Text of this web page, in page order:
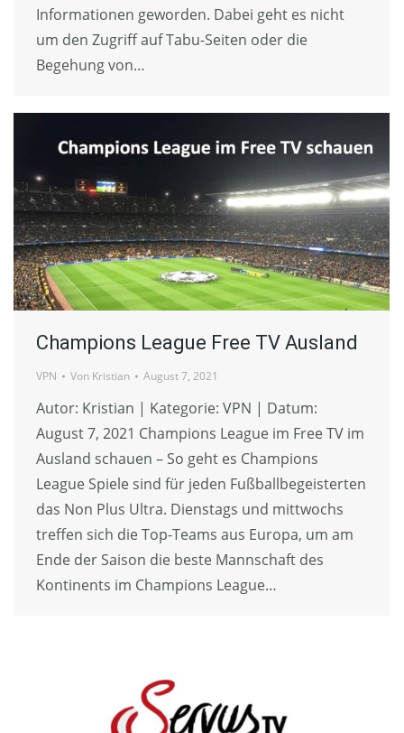
Informationen geworden. Dabei geht es nicht
um den Zugriff auf Tabu-Seiten oder die
Begehung von…
Champions League Free TV Ausland
VPN Von Kristian August 7, 2021
Autor: Kristian | Kategorie: VPN | Datum:
August 7, 2021 Champions League im Free TV im
Ausland schauen – So geht es Champions
League Spiele sind für jeden Fußballbegeisterten
das Non Plus Ultra. Dienstags und mittwochs
treffen sich die Top-Teams aus Europa, um am
Ende der Saison die beste Mannschaft des
Kontinents im Champions League…